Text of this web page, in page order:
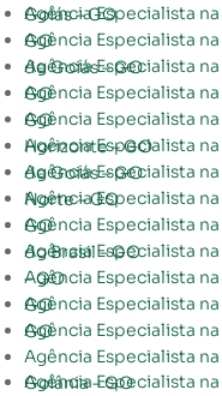
Agência Especialista na Criação de Site em Água Fria de Goiás – GO
Agência Especialista na Criação de Site em Água Limpa – GO
Agência Especialista na Criação de Site em Águas Lindas de Goiás – GO
Agência Especialista na Criação de Site em Alexânia – GO
Agência Especialista na Criação de Site em Aloândia – GO
Agência Especialista na Criação de Site em Alto Horizonte – GO
Agência Especialista na Criação de Site em Alto Paraíso de Goiás – GO
Agência Especialista na Criação de Site em Alvorada do Norte – GO
Agência Especialista na Criação de Site em Amaralina – GO
Agência Especialista na Criação de Site em Americano do Brasil – GO
Agência Especialista na Criação de Site em Amorinópolis – GO
Agência Especialista na Criação de Site em Anápolis – GO
Agência Especialista na Criação de Site em Anhanguera – GO
Agência Especialista
Agência Especialista na Criação de Site em Aparecida de Goiânia – GO